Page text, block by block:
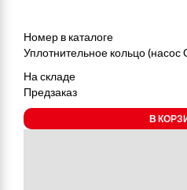
Номер в каталоге
Уплотнительное кольцо
На складе
Предзаказ
В